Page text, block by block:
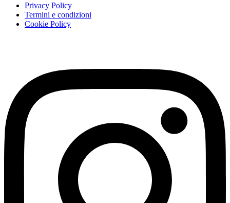
Privacy Policy
Termini e condizioni
Cookie Policy